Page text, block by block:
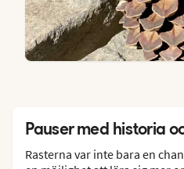
Pauser med historia
Rasterna var inte bara en